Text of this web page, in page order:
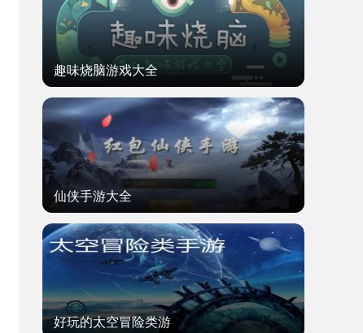
趣味烧脑游戏大全
仙侠手游大全
好玩的太空冒险类游